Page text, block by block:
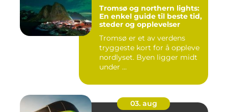
Tromsø og northern lights:
En enkel guide til beste tid,
steder og opplevelser
Tromsø er et av verdens
tryggeste kort for å oppleve
nordlyset. Byen ligger midt
under ...
03. aug